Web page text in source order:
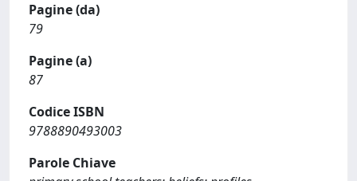
Pagine (da)
79
Pagine (a)
87
Codice ISBN
9788890493003
Parole Chiave